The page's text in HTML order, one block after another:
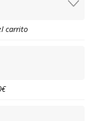
carrito